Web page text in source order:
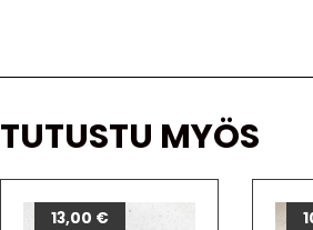
TUTUSTU MYÖS
13,00 €